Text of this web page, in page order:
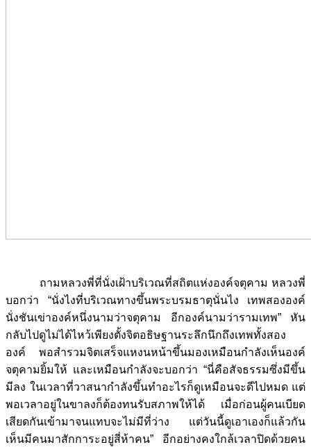
ถามหลวงพี่ที่นั่งเฝ้าบริเวณที่สถิตแห่งองค์จตุคาม หลวงพี่
บอกว่า “นั่งไงที่บริเวณทางขึ้นพระบรมธาตุนั่นไง เทพสององค์
นั่งชันเข่าองค์หนึ่งนามว่าจตุคาม อีกองค์นามว่ารามเทพ” หัน
กลับไปดูไม่ได้ไหว้เพียงตั้งจิตอธิษฐานระลึกนึกถึงเทพทั้งสอง
องค์ พอสำรวมจิตเสร็จแหงนหน้าขึ้นมองเหมือนกำลังเห็นองค์
จตุคามยิ้มให้ และเหมือนกำลังจะบอกว่า “นี่คือสัจธรรมซึ่งมีขึ้น
มีลง ในเวลาที่วาสนากำลังขึ้นทำอะไรก็ดูเหมือนจะดีไปหมด แต่
พอเวลาอยู่ในขาลงก็ต้องทนรับสภาพให้ได้ เมื่อก่อนผู้คนเบียด
เสียดกันเข้ามาจนแทบจะไม่มีที่ว่าง แต่วันนี้ดูเอาเองก็แล้วกัน
เห็นมีคนมาสักการะอยู่สี่ห้าคน” อีกอย่างคงใกล้เวลาปิดด้วยคน